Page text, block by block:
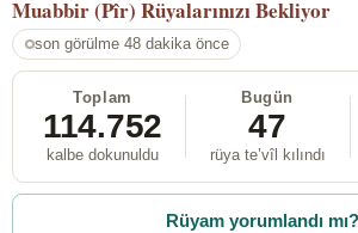
Muabbir (Pîr) Rüyalarınızı Bekliyor
son görülme 48 dakika önce
Toplam
114.752
kalbe dokunuldu
Bugün
47
rüya te’vîl kılındı
Rüyam yorumlandı